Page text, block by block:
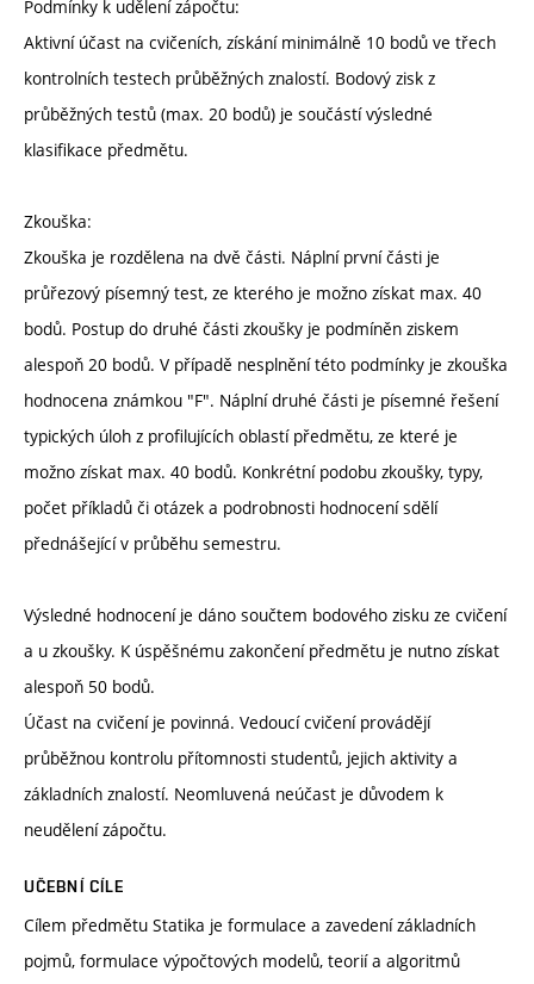
Podmínky k udělení zápočtu:
Aktivní účast na cvičeních, získání minimálně 10 bodů ve třech
kontrolních testech průběžných znalostí. Bodový zisk z
průběžných testů (max. 20 bodů) je součástí výsledné
klasifikace předmětu.
Zkouška:
Zkouška je rozdělena na dvě části. Náplní první části je
průřezový písemný test, ze kterého je možno získat max. 40
bodů. Postup do druhé části zkoušky je podmíněn ziskem
alespoň 20 bodů. V případě nesplnění této podmínky je zkouška
hodnocena známkou "F". Náplní druhé části je písemné řešení
typických úloh z profilujících oblastí předmětu, ze které je
možno získat max. 40 bodů. Konkrétní podobu zkoušky, typy,
počet příkladů či otázek a podrobnosti hodnocení sdělí
přednášející v průběhu semestru.
Výsledné hodnocení je dáno součtem bodového zisku ze cvičení
a u zkoušky. K úspěšnému zakončení předmětu je nutno získat
alespoň 50 bodů.
Účast na cvičení je povinná. Vedoucí cvičení provádějí
průběžnou kontrolu přítomnosti studentů, jejich aktivity a
základních znalostí. Neomluvená neúčast je důvodem k
neudělení zápočtu.
UČEBNÍ CÍLE
Cílem předmětu Statika je formulace a zavedení základních
pojmů, formulace výpočtových modelů, teorií a algoritmů